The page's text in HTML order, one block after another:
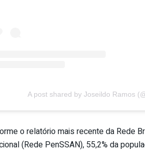
A post shared by Joseildo Ramos
o relatório mais recente da Rede
(Rede PenSSAN), 55,2% da